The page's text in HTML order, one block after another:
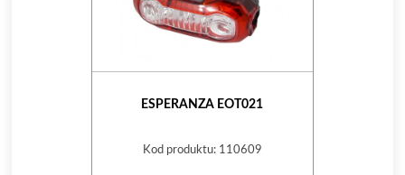
ESPERANZA EOT021
Kod produktu: 110609